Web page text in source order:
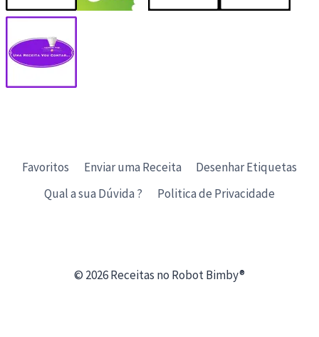
Favoritos Enviar uma Receita
Desenhar Etiquetas
Qual a sua Dúvida ?
Politica de Privacidade
© 2026 Receitas no Robot Bimby®